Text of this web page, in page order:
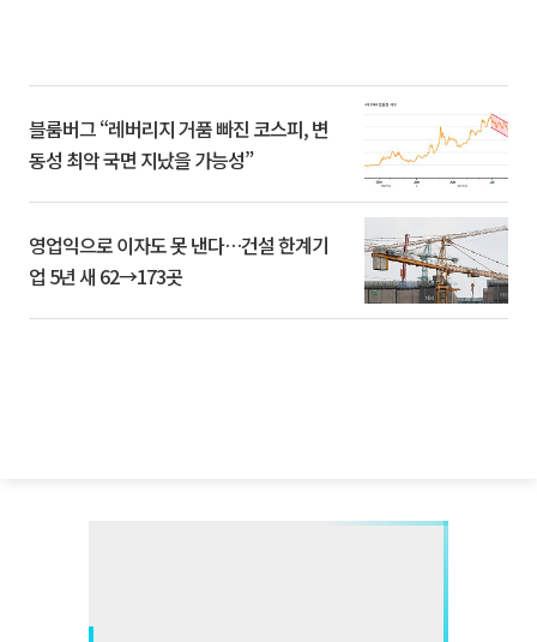
블룸버그 “레버리지 거품 빠진 코스피, 변
동성 최악 국면 지났을 가능성”
영업익으로 이자도 못 낸다…건설 한계기
업 5년 새 62→173곳